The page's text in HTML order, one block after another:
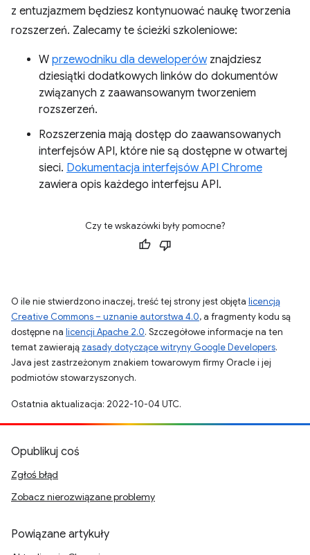
z entuzjazmem będziesz kontynuować naukę tworzenia
rozszerzeń. Zalecamy te ścieżki szkoleniowe:
W przewodniku dla deweloperówznajdziesz
dziesiątki dodatkowych linków do dokumentów
związanych z zaawansowanym tworzeniem
rozszerzeń.
Rozszerzenia mają dostęp do zaawansowanych
interfejsów API, które nie są dostępne w otwartej
sieci. Dokumentacja interfejsów API Chrome
zawiera opis każdego interfejsu API.
Czy te wskazówki były pomocne?
O ile nie stwierdzono inaczej, treść tej strony jest objęta licencją
Creative Commons – uznanie autorstwa 4.0, a fragmenty kodu są
dostępne na licencji Apache 2.0. Szczegółowe informacje na ten
temat zawierają zasady dotyczące witryny Google Developers.
Java jest zastrzeżonym znakiem towarowym firmy Oracle i jej
podmiotów stowarzyszonych.
Ostatnia aktualizacja: 2022-10-04 UTC.
Opublikuj coś
Zgłoś błąd
Zobacz nierozwiązane problemy
Powiązane artykuły